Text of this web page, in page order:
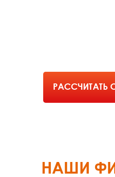
РАССЧИТАТЬ
НАШИ